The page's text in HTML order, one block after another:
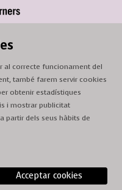
de 9 a 13 h.
Farners
al correcte funcionament del
també farem servir cookies
obtenir estadístiques
i mostrar publicitat
partir dels seus hàbits de
Acceptar cookies